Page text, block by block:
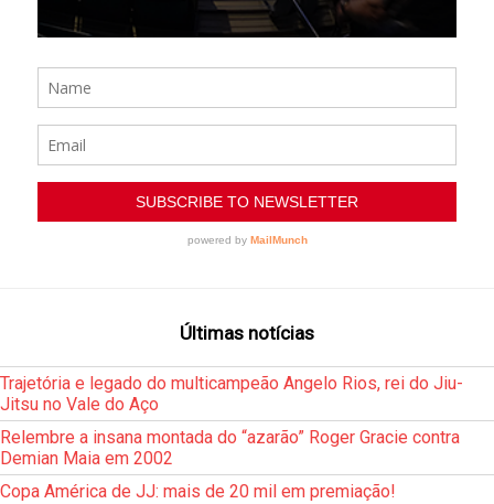
Últimas notícias
Trajetória e legado do multicampeão Angelo Rios, rei do Jiu-
Jitsu no Vale do Aço
Relembre a insana montada do “azarão” Roger Gracie contra
Demian Maia em 2002
Copa América de JJ: mais de 20 mil em premiação!